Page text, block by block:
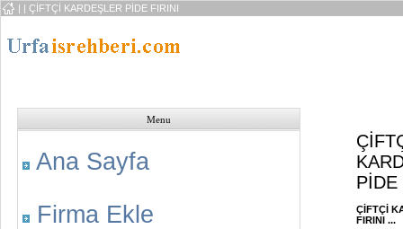
| | ÇİFTÇİ KARDEŞLER PİDE FIRINI
Menu
Ana Sayfa
Firma Ekle
PİDE
ÇİFTÇİ
FIRINI ...